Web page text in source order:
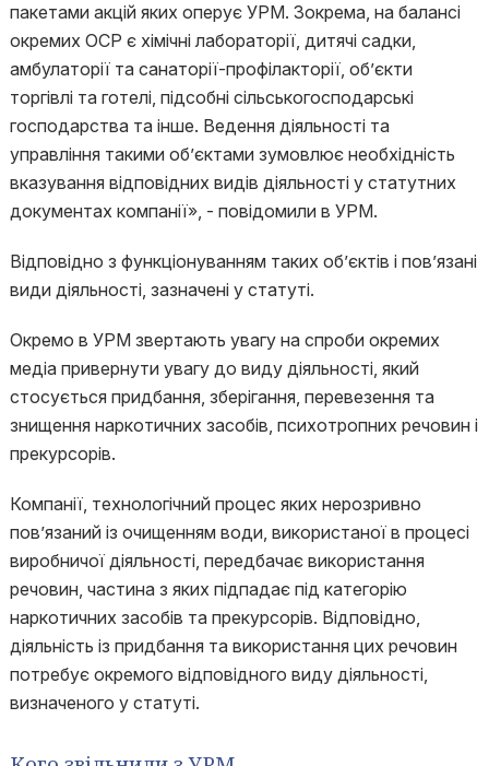
пакетами акцій яких оперує УРМ. Зокрема, на балансі
окремих ОСР є хімічні лабораторії, дитячі садки,
амбулаторії та санаторії-профілакторії, об’єкти
торгівлі та готелі, підсобні сільськогосподарські
господарства та інше. Ведення діяльності та
управління такими об’єктами зумовлює необхідність
вказування відповідних видів діяльності у статутних
документах компанії», - повідомили в УРМ.
Відповідно з функціонуванням таких об’єктів і пов’язані
види діяльності, зазначені у статуті.
Окремо в УРМ звертають увагу на спроби окремих
медіа привернути увагу до виду діяльності, який
стосується придбання, зберігання, перевезення та
знищення наркотичних засобів, психотропних речовин і
прекурсорів.
Компанії, технологічний процес яких нерозривно
пов’язаний із очищенням води, використаної в процесі
виробничої діяльності, передбачає використання
речовин, частина з яких підпадає під категорію
наркотичних засобів та прекурсорів. Відповідно,
діяльність із придбання та використання цих речовин
потребує окремого відповідного виду діяльності,
визначеного у статуті.